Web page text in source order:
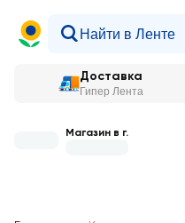
Доставка
Гипер Лента
Магазин в г.